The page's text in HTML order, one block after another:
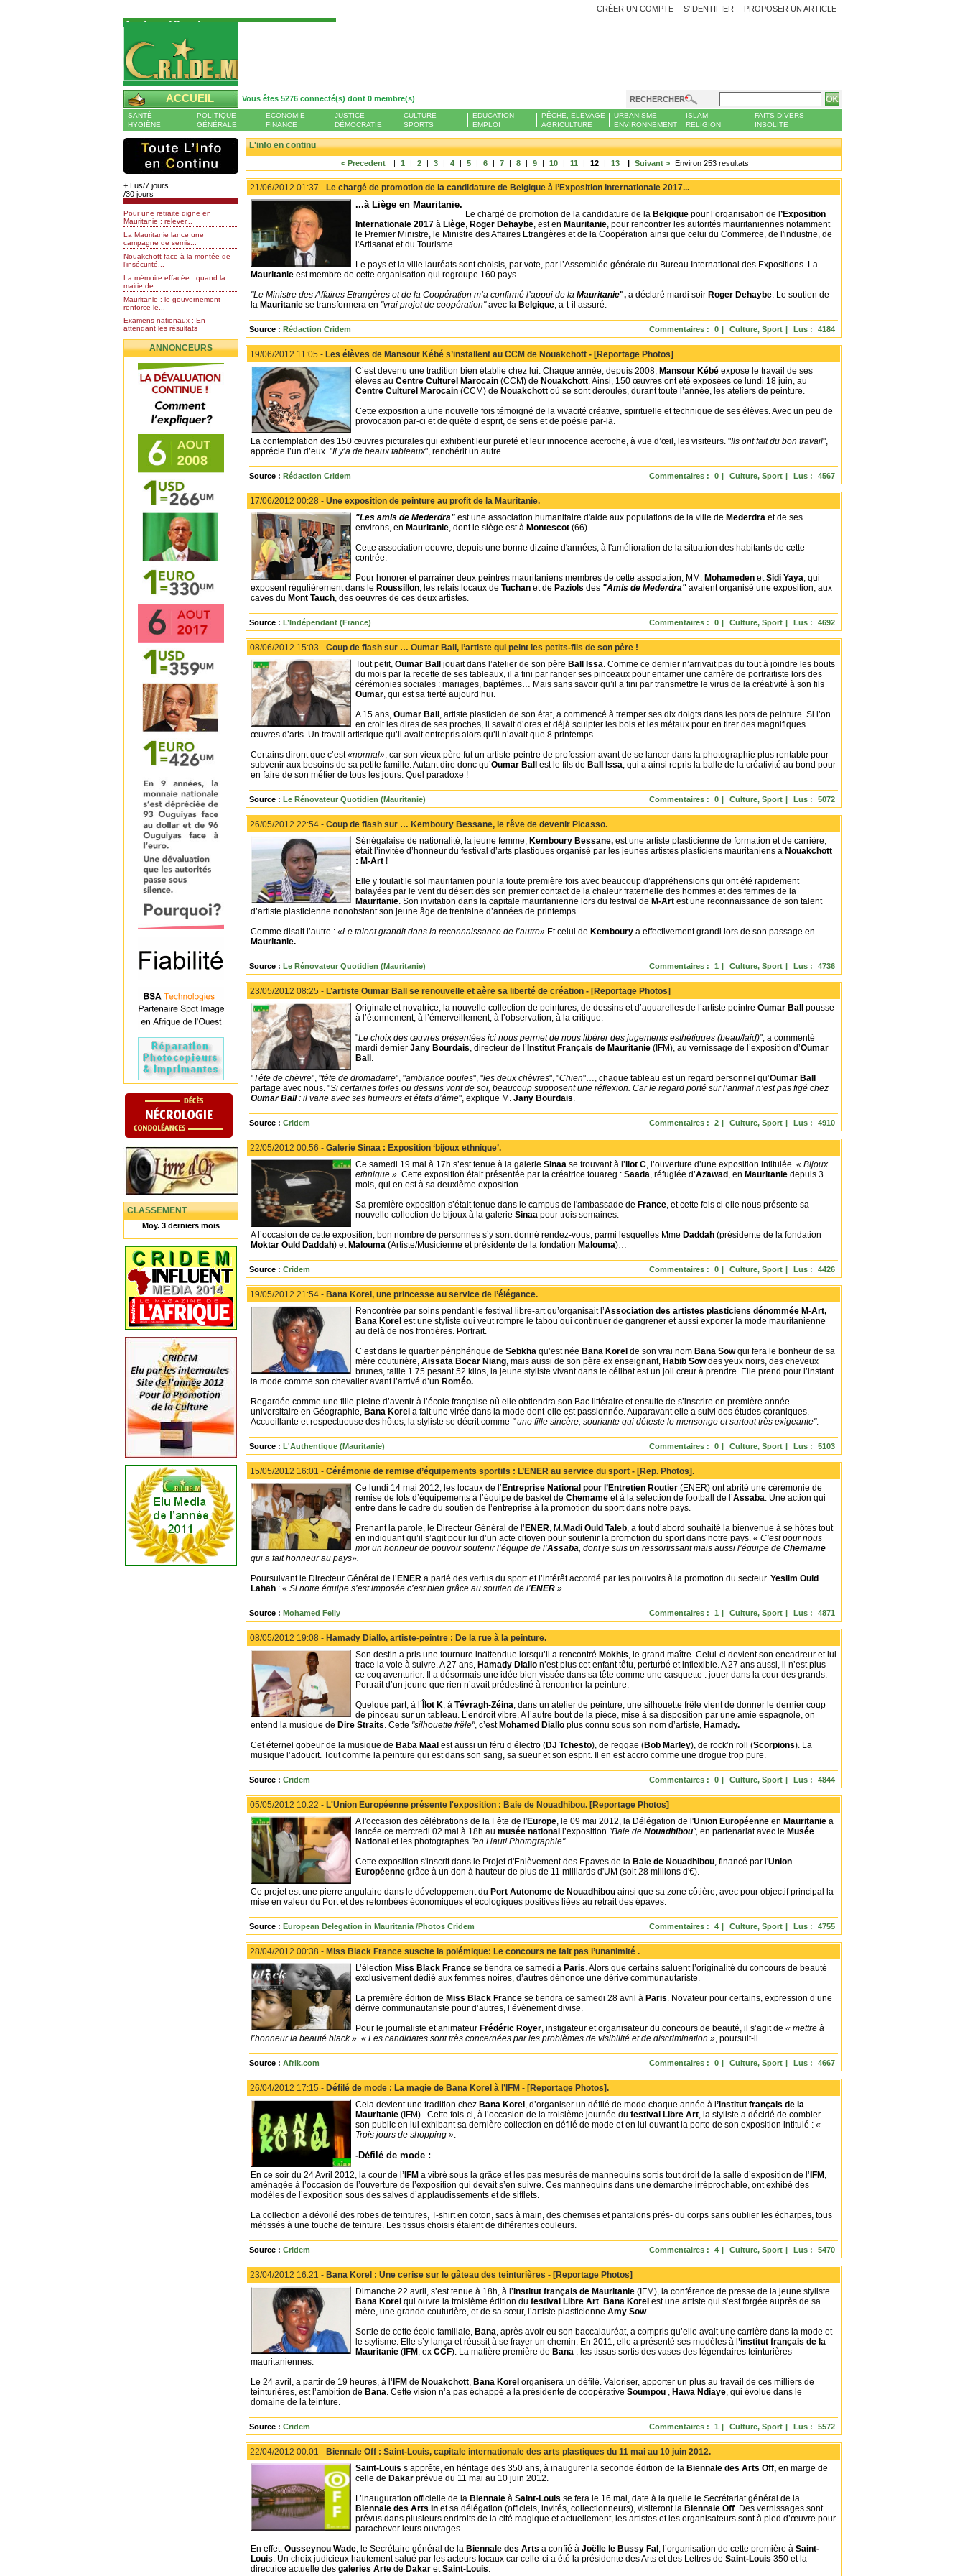
PROPOSER UN ARTICLE
CRÉER UN COMPTE S'IDENTIFIER
Authentification
Pour S'authentifier veuillez fournir votre
Pseudo et Mot de passer et cliquez sur : Se
connecter
Pseudo
Mot de passe
ACCUEIL Vous êtes 5276 connecté(s) dont 0 membre(s)
Liste des membres en ligne (0)
RECHERCHER
SANTÉ
HYGIÈNE
POLITIQUE
GÉNÉRALE
ECONOMIE
FINANCE
JUSTICE
DÉMOCRATIE
CULTURE
SPORTS
EDUCATION
EMPLOI
PÊCHE, ELEVAGE
AGRICULTURE
URBANISME
ENVIRONNEMENT
ISLAM
RELIGION
FAITS DIVERS
INSOLITE
+ Lus/7 jours
/30 jours
Pour une retraite digne en
Mauritanie : relever...
La Mauritanie lance une
campagne de semis...
Nouakchott face à la montée de
l’insécurité...
La mémoire effacée : quand la
mairie de...
Mauritanie : le gouvernement
renforce le...
Examens nationaux : En
attendant les résultats
Nomination de l’Honorable Diye
Ba au poste de...
Mauritanie : les résultats du
baccalauréat 2026...
Mauritanie : Les 10 premiers au
BEPC 2026
Un syndicat de l’enseignement
rejette la...
ANNONCEURS
CLASSEMENT
Moy. 3 derniers mois
L'info en continu
< Precedent | 1 | 2 | 3 | 4 | 5 | 6 | 7 | 8 | 9 | 10 | 11 | 12 | 13 | Suivant > Environ 253 resultats
21/06/2012 01:37 - Le chargé de promotion de la candidature de Belgique à l’Exposition Internationale 2017...
...à Liège en Mauritanie.
Le chargé de promotion de la candidature de la Belgique pour l’organisation de l ’Exposition
Internationale 2017 à Liège, Roger Dehaybe, est en Mauritanie, pour rencontrer les autorités mauritaniennes notamment
le Premier Ministre, le Ministre des Affaires Etrangères et de la Coopération ainsi que celui du Commerce, de l'industrie, de
l'Artisanat et du Tourisme.
Le pays et la ville lauréats sont choisis, par vote, par l’Assemblée générale du Bureau International des Expositions. La
Mauritanie est membre de cette organisation qui regroupe 160 pays.
"Le Ministre des Affaires Etrangères et de la Coopération m’a confirmé l’appui de la Mauritanie", a déclaré mardi soir Roger Dehaybe. Le soutien de
la Mauritanie se transformera en "vrai projet de coopération"avec la Belgique, a-t-il assuré.
Source : Rédaction Cridem Lus : 4184
Culture, Sport |
Commentaires : 0 |
19/06/2012 11:05 - Les élèves de Mansour Kébé s’installent au CCM de Nouakchott - [Reportage Photos]
C’est devenu une tradition bien établie chez lui. Chaque année, depuis 2008, Mansour Kébé expose le travail de ses
élèves au Centre Culturel Marocain (CCM) de Nouakchott. Ainsi, 150 œuvres ont été exposées ce lundi 18 juin, au
Centre Culturel Marocain (CCM) de Nouakchott où se sont déroulés, durant toute l’année, les ateliers de peinture.
Cette exposition a une nouvelle fois témoigné de la vivacité créative, spirituelle et technique de ses élèves. Avec un peu de
provocation par-ci et de quête d’esprit, de sens et de poésie par-là.
La contemplation des 150 œuvres picturales qui exhibent leur pureté et leur innocence accroche, à vue d’œil, les visiteurs. "Ils ont fait du bon travail",
apprécie l’un d’eux. "Il y’a de beaux tableaux", renchérit un autre.
Source : Rédaction Cridem Lus : 4567
Culture, Sport |
Commentaires : 0 |
17/06/2012 00:28 - Une exposition de peinture au profit de la Mauritanie.
"Les amis de Mederdra" est une association humanitaire d'aide aux populations de la ville de Mederdra et de ses
environs, en Mauritanie, dont le siège est à Montescot (66).
Cette association oeuvre, depuis une bonne dizaine d'années, à l'amélioration de la situation des habitants de cette
contrée.
Pour honorer et parrainer deux peintres mauritaniens membres de cette association, MM. Mohameden etSidi Yaya, qui
exposent régulièrement dans le Roussillon, les relais locaux de Tuchan et de Paziols des "Amis de Mederdra" avaient organisé une exposition, aux
caves du Mont Tauch, des oeuvres de ces deux artistes.
Source : L’Indépendant (France) Lus : 4692
Culture, Sport |
Commentaires : 0 |
08/06/2012 15:03 - Coup de flash sur … Oumar Ball, l’artiste qui peint les petits-fils de son père !
Tout petit, Oumar Ball jouait dans l’atelier de son père Ball Issa. Comme ce dernier n’arrivait pas du tout à joindre les bouts
du mois par la recette de ses tableaux, il a fini par ranger ses pinceaux pour entamer une carrière de portraitiste lors des
cérémonies sociales : mariages, baptêmes… Mais sans savoir qu’il a fini par transmettre le virus de la créativité à son fils
Oumar, qui est sa fierté aujourd’hui.
A 15 ans, Oumar Ball , artiste plasticien de son état, a commencé à tremper ses dix doigts dans les pots de peinture. Si l’on
en croit les dires de ses proches, il savait d’ores et déjà sculpter les bois et les métaux pour en tirer des magnifiques
œuvres d’arts. Un travail artistique qu’il avait entrepris alors qu’il n’avait que 8 printemps.
Certains diront que c’est«normal», car son vieux père fut un artiste-peintre de profession avant de se lancer dans la photographie plus rentable pour
subvenir aux besoins de sa petite famille. Autant dire donc qu’Oumar Ball est le fils de Ball Issa, qui a ainsi repris la balle de la créativité au bond pour
en faire de son métier de tous les jours. Quel paradoxe !
Source : Le Rénovateur Quotidien (Mauritanie) Lus : 5072
Culture, Sport |
Commentaires : 0 |
26/05/2012 22:54 - Coup de flash sur … Kemboury Bessane, le rêve de devenir Picasso.
Sénégalaise de nationalité, la jeune femme, Kemboury Bessane, est une artiste plasticienne de formation et de carrière,
était l’invitée d’honneur du festival d’arts plastiques organisé par les jeunes artistes plasticiens mauritaniens à Nouakchott
: M-Art !
Elle y foulait le sol mauritanien pour la toute première fois avec beaucoup d’appréhensions qui ont été rapidement
balayées par le vent du désert dès son premier contact de la chaleur fraternelle des hommes et des femmes de la
Mauritanie. Son invitation dans la capitale mauritanienne lors du festival de M-Art est une reconnaissance de son talent
d’artiste plasticienne nonobstant son jeune âge de trentaine d’années de printemps.
Comme disait l’autre : «Le talent grandit dans la reconnaissance de l’autre» Et celui de Kemboury a effectivement grandi lors de son passage en
Mauritanie.
Source : Le Rénovateur Quotidien (Mauritanie) Lus : 4736
Culture, Sport |
Commentaires : 1 |
23/05/2012 08:25 - L’artiste Oumar Ball se renouvelle et aère sa liberté de création - [Reportage Photos]
Originale et novatrice, la nouvelle collection de peintures, de dessins et d’aquarelles de l’artiste peintre Oumar Ball
pousse
à l’étonnement, à l’émerveillement, à l’observation, à la critique.
"Le choix des œuvres présentées ici nous permet de nous libérer des jugements esthétiques (beau/laid)", a commenté
mardi dernier Jany Bourdais, directeur de l’ Institut Français de Mauritanie (IFM), au vernissage de l’exposition d’Oumar
Ball .
"Tête de chèvre", "tête de dromadaire", "ambiance poules", "les deux chèvres", "Chien"…, chaque tableau est un regard personnel qu’Oumar Ball
partage avec nous. "Si certaines toiles ou dessins vont de soi, beaucoup supposent une réflexion. Car le regard porté sur l’animal n’est pas figé chez
Oumar Ball: il varie avec ses humeurs et états d’âme", explique M. Jany Bourdais.
Source : Cridem Lus : 4910
Culture, Sport |
Commentaires : 2 |
22/05/2012 00:56 - Galerie Sinaa : Exposition ‘bijoux ethnique’.
Ce samedi 19 mai à 17h s’est tenue à la galerie Sinaa se trouvant à l’ilot C, l’ouverture d’une exposition intitulée « Bijoux
ethnique ». Cette exposition était présentée par la créatrice touareg : Saada, réfugiée d’Azawad , en Mauritanie depuis 3
mois, qui en est à sa deuxième exposition.
Sa première exposition s’était tenue dans le campus de l'ambassade de France, et cette fois ci elle nous présente sa
nouvelle collection de bijoux à la galerie Sinaa pour trois semaines.
A l’occasion de cette exposition, bon nombre de personnes s’y sont donné rendez-vous, parmi lesquelles Mme Daddah (présidente de la fondation
Moktar Ould Daddah) et Malouma (Artiste/Musicienne et présidente de la fondation Malouma)…
Source : Cridem Lus : 4426
Culture, Sport |
Commentaires : 0 |
19/05/2012 21:54 - Bana Korel, une princesse au service de l’élégance.
Rencontrée par soins pendant le festival libre-art qu’organisait l’Association des artistes plasticiens dénommée M-Art,
Bana Korel est une styliste qui veut rompre le tabou qui continuer de gangrener et aussi exporter la mode mauritanienne
au delà de nos frontières. Portrait.
C’est dans le quartier périphérique de Sebkha qu’est née Bana Korel de son vrai nom Bana Sowqui fera le bonheur de sa
mère couturière, Aissata Bocar Niang, mais aussi de son père ex enseignant, Habib Sowdes yeux noirs, des cheveux
brunes, taille 1.75 pesant 52 kilos, la jeune styliste vivant dans le célibat est un joli cœur à prendre. Elle prend pour l’instant
la mode comme son chevalier avant l’arrivé d’un Roméo.
Regardée comme une fille pleine d’avenir à l’école française où elle obtiendra son Bac littéraire et ensuite de s’inscrire en première année
universitaire en Géographie, Bana Korel a fait une virée dans la mode dont-elle est passionnée. Auparavant elle a suivi des études coraniques.
Accueillante et respectueuse des hôtes, la styliste se décrit comme " une fille sincère, souriante qui déteste le mensonge et surtout très exigeante".
Source : L'Authentique (Mauritanie) Lus : 5103
Culture, Sport |
Commentaires : 0 |
15/05/2012 16:01 - Cérémonie de remise d’équipements sportifs : L’ENER au service du sport - [Rep. Photos].
Ce lundi 14 mai 2012, les locaux de l’ Entreprise National pour l’Entretien Routier (ENER) ont abrité une cérémonie de
remise de lots d’équipements à l’équipe de basket de Chemame et à la sélection de football de l’Assaba. Une action qui
entre dans le cadre du soutien de l’entreprise à la promotion du sport dans notre pays.
Prenant la parole, le Directeur Général de l’ ENER, M.Madi Ould Taleb, a tout d’abord souhaité la bienvenue à se hôtes tout
en indiquant qu’il s’agit pour lui d’un acte citoyen pour soutenir la promotion du sport dans notre pays. « C’est pour nous
moi un honneur de pouvoir soutenir l’équipe de l’Assaba, dont je suis un ressortissant mais aussi l’équipe de Chemame
qui a fait honneur au pays».
Poursuivant le Directeur Général de l’ ENER a parlé des vertus du sport et l’intérêt accordé par les pouvoirs à la promotion du secteur. Yeslim Ould
Lahah : « Si notre équipe s’est imposée c’est bien grâce au soutien de l’ENER ».
Source : Mohamed Feily Lus : 4871
Culture, Sport |
Commentaires : 1 |
08/05/2012 19:08 - Hamady Diallo, artiste-peintre : De la rue à la peinture.
Son destin a pris une tournure inattendue lorsqu’il a rencontré Mokhis, le grand maître. Celui-ci devient son encadreur et lui
trace la voie à suivre. A 27 ans, Hamady Diallo n’est plus cet enfant têtu, perturbé et inflexible. A 27 ans aussi, il n’est plus
ce coq aventurier. Il a désormais une idée bien vissée dans sa tête comme une casquette : jouer dans la cour des grands.
Portrait d’un jeune que rien n’avait prédestiné à rencontrer la peinture.
Quelque part, à l’ Îlot K, à Tévragh-Zéina, dans un atelier de peinture, une silhouette frêle vient de donner le dernier coup
de pinceau sur un tableau. L’endroit vibre. A l’autre bout de la pièce, mise à sa disposition par une amie espagnole, on
entend la musique de Dire Straits. Cette "silhouette frêle", c’est Mohamed Diallo plus connu sous son nom d’artiste, Hamady.
Cet éternel gobeur de la musique de Baba Maal est aussi un féru d’électro (DJ Tchesto), de reggae (Bob Marley), de rock’n’roll (Scorpions). La
musique l’adoucit. Tout comme la peinture qui est dans son sang, sa sueur et son esprit. Il en est accro comme une drogue trop pure.
Source : Cridem Lus : 4844
Culture, Sport |
Commentaires : 0 |
05/05/2012 10:22 - L'Union Européenne présente l'exposition : Baie de Nouadhibou. [Reportage Photos]
A l'occasion des célébrations de la Fête de l'Europe, le 09 mai 2012, la Délégation de l'Union Européenne en Mauritanie a
lancée ce mercredi 02 mai à 18h au musée national l’exposition "Baie de Nouadhibou", en partenariat avec le Musée
National et les photographes "en Haut! Photographie".
Cette exposition s'inscrit dans le Projet d'Enlèvement des Epaves de la Baie de Nouadhibou, financé par l'Union
Européenne grâce à un don à hauteur de plus de 11 milliards d'UM (soit 28 millions d'€).
Ce projet est une pierre angulaire dans le développement du Port Autonome de Nouadhibou ainsi que sa zone côtière, avec pour objectif principal la
mise en valeur du Port et des retombées économiques et écologiques positives liées au retrait des épaves.
Source : European Delegation in Mauritania /Photos Cridem Lus : 4755
Culture, Sport |
Commentaires : 4 |
28/04/2012 00:38 - Miss Black France suscite la polémique: Le concours ne fait pas l’unanimité .
L’élection Miss Black France se tiendra ce samedi à Paris. Alors que certains saluent l’originalité du concours de beauté
exclusivement dédié aux femmes noires, d’autres dénonce une dérive communautariste.
La première édition de Miss Black France se tiendra ce samedi 28 avril à Paris. Novateur pour certains, expression d’une
dérive communautariste pour d’autres, l’évènement divise.
Pour le journaliste et animateur Frédéric Royer, instigateur et organisateur du concours de beauté, il s’agit de « mettre à
l’honneur la beauté black ». « Les candidates sont très concernées par les problèmes de visibilité et de discrimination », poursuit-il.
Source : Afrik.com Lus : 4667
Culture, Sport |
Commentaires : 0 |
26/04/2012 17:15 - Défilé de mode : La magie de Bana Korel à l’IFM - [Reportage Photos].
Cela devient une tradition chez Bana Korel , d’organiser un défilé de mode chaque année à l ’institut français de la
Mauritanie (IFM) . Cette fois-ci, à l’occasion de la troisième journée du festival Libre Art, la styliste a décidé de combler
son public en lui exhibant sa dernière collection en défilé de mode et en lui ouvrant la porte de son exposition intitulé : «
Trois jours de shopping ».
-Défilé de mode :
En ce soir du 24 Avril 2012, la cour de l’ IFM a vibré sous la grâce et les pas mesurés de mannequins sortis tout droit de la salle d’exposition de l’ IFM ,
aménagée à l’occasion de l’ouverture de l’exposition qui devait s’en suivre. Ces mannequins dans une démarche irréprochable, ont exhibé des
modèles de l’exposition sous des salves d’applaudissements et de sifflets.
La collection a dévoilé des robes de teintures, T-shirt en coton, sacs à main, des chemises et pantalons prés- du corps sans oublier les écharpes, tous
métissés à une touche de teinture. Les tissus choisis étaient de différentes couleurs.
Source : Cridem Lus : 5470
Culture, Sport |
Commentaires : 4 |
23/04/2012 16:21 - Bana Korel : Une cerise sur le gâteau des teinturières - [Reportage Photos]
Dimanche 22 avril, s’est tenue à 18h, à l’institut français de Mauritanie (IFM), la conférence de presse de la jeune styliste
Bana Korel qui ouvre la troisième édition du festival Libre Art. Bana Korel est une artiste qui s’est forgée auprès de sa
mère, une grande couturière, et de sa sœur, l’artiste plasticienne Amy Sow… .
Sortie de cette école familiale, Bana, après avoir eu son baccalauréat, a compris qu’elle avait une carrière dans la mode et
le stylisme. Elle s’y lança et réussit à se frayer un chemin. En 2011, elle a présenté ses modèles à l ’institut français de la
Mauritanie ( IFM , ex CCF). La matière première de Bana : les tissus sortis des vases des légendaires teinturières
mauritaniennes.
Le 24 avril, a partir de 19 heures, à l’ IFM de Nouakchott, Bana Korel organisera un défilé. Valoriser, apporter un plus au travail de ces milliers de
teinturières, est l’ambition de Bana. Cette vision n’a pas échappé a la présidente de coopérative Soumpou , Hawa Ndiaye, qui évolue dans le
domaine de la teinture.
Source : Cridem Lus : 5572
Culture, Sport |
Commentaires : 1 |
22/04/2012 00:01 - Biennale Off : Saint-Louis, capitale internationale des arts plastiques du 11 mai au 10 juin 2012.
Saint-Louis s’apprête, en héritage des 350 ans, à inaugurer la seconde édition de la Biennale des Arts Off, en marge de
celle de Dakar prévue du 11 mai au 10 juin 2012.
L’inauguration officielle de la Biennale à Saint-Louis se fera le 16 mai, date à la quelle le Secrétariat général de la
Biennale des Arts In et sa délégation (officiels, invités, collectionneurs), visiteront la Biennale Off. Des vernissages sont
prévus dans plusieurs endroits de la cité magique et actuellement, les artistes et les organisateurs sont à pied d’œuvre pour
parachever leurs ouvrages.
En effet, Ousseynou Wade, le Secrétaire général de la Biennale des Arts a confié à Joëlle le Bussy Fal , l’organisation de cette première à Saint-
Louis. Un choix judicieux hautement salué par les acteurs locaux car celle-ci a été la présidente des Arts et des Lettres de Saint-Louis 350 et la
directrice actuelle des galeries Arte de Dakar etSaint-Louis.